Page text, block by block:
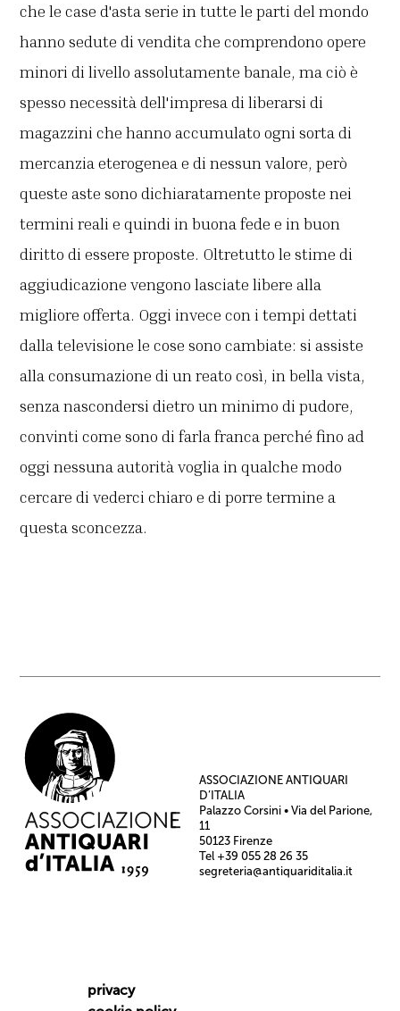
che le case d'asta serie in tutte le parti del mondo
hanno sedute di vendita che comprendono opere
minori di livello assolutamente banale, ma ciò è
spesso necessità dell'impresa di liberarsi di
magazzini che hanno accumulato ogni sorta di
mercanzia eterogenea e di nessun valore, però
queste aste sono dichiaratamente proposte nei
termini reali e quindi in buona fede e in buon
diritto di essere proposte. Oltretutto le stime di
aggiudicazione vengono lasciate libere alla
migliore offerta. Oggi invece con i tempi dettati
dalla televisione le cose sono cambiate: si assiste
alla consumazione di un reato così, in bella vista,
senza nascondersi dietro un minimo di pudore,
convinti come sono di farla franca perché fino ad
oggi nessuna autorità voglia in qualche modo
cercare di vederci chiaro e di porre termine a
questa sconcezza.
ASSOCIAZIONE ANTIQUARI
D’ITALIA
Palazzo Corsini • Via del Parione,
11
50123 Firenze
Tel +39 055 28 26 35
segreteria@antiquariditalia.it
privacy